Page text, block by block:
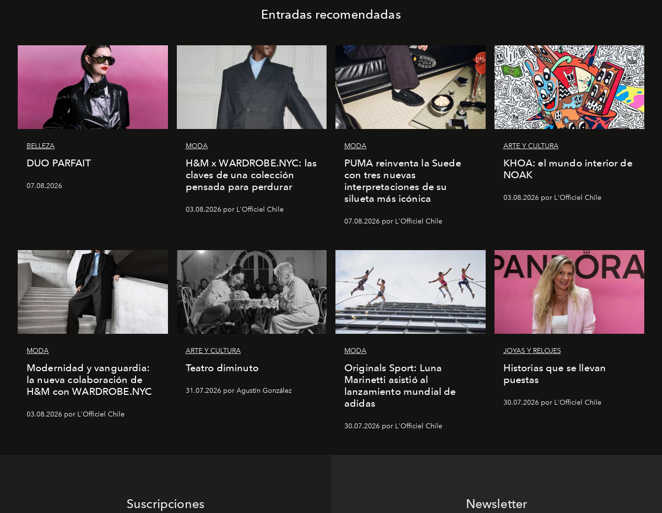
Entradas recomendadas
BELLEZA
DUO PARFAIT
07.08.2026
MODA
H&M x WARDROBE.NYC: las
claves de una colección
pensada para perdurar
03.08.2026 por L'Officiel Chile
MODA
PUMA reinventa la Suede
con tres nuevas
interpretaciones de su
silueta más icónica
07.08.2026 por L'Officiel Chile
ARTE Y CULTURA
KHOA: el mundo interior de
NOAK
03.08.2026 por L'Officiel Chile
MODA
Modernidad y vanguardia:
la nueva colaboración de
H&M con WARDROBE.NYC
03.08.2026 por L'Officiel Chile
ARTE Y CULTURA
Teatro diminuto
31.07.2026 por Agustín González
MODA
Originals Sport: Luna
Marinetti asistió al
lanzamiento mundial de
adidas
30.07.2026 por L'Officiel Chile
JOYAS Y RELOJES
Historias que se llevan
puestas
30.07.2026 por L'Officiel Chile
Suscripciones Newsletter